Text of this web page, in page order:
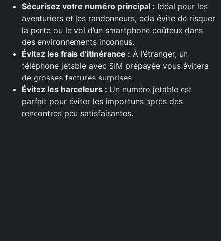
Sécurisez votre numéro principal : Idéal pour les
aventuriers et les randonneurs, cela évite de risquer
la perte ou le vol d’un smartphone coûteux dans
des environnements inconnus.
Évitez les frais d’itinérance : À l’étranger, un
téléphone jetable avec SIM prépayée vous évitera
de grosses factures surprises.
Évitez les harceleurs : Un numéro jetable est
parfait pour éviter les importuns après des
rencontres peu satisfaisantes.